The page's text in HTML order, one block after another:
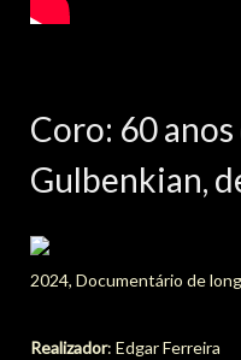
Coro: 60
Gulbenkian,
2024, Documentário de
Realizador: Edgar Ferreira